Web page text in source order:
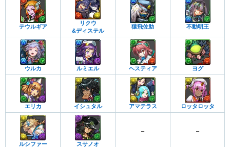
テウルギア
リクウ
&ディステル
猿飛佐助 不動明王
ウルカ ルミエル ヘスティア ヨグ
エリカ イシュタル アマテラス ロッタロッタ
ルシファー スサノオ
– –